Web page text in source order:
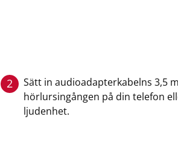
2
Sätt in audioadapterkabelns 3,5
hörlursingången på din telefon
ljudenhet.